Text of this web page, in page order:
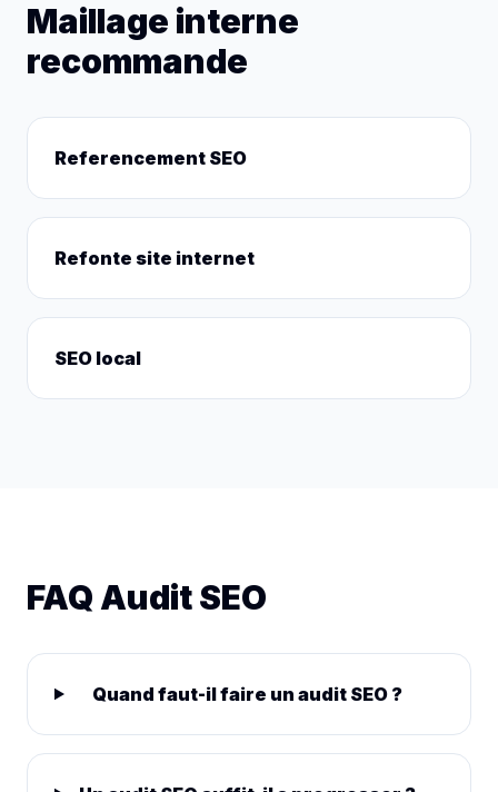
Maillage interne
recommande
Referencement SEO
Refonte site internet
SEO local
FAQ Audit SEO
Quand faut-il faire un audit SEO ?